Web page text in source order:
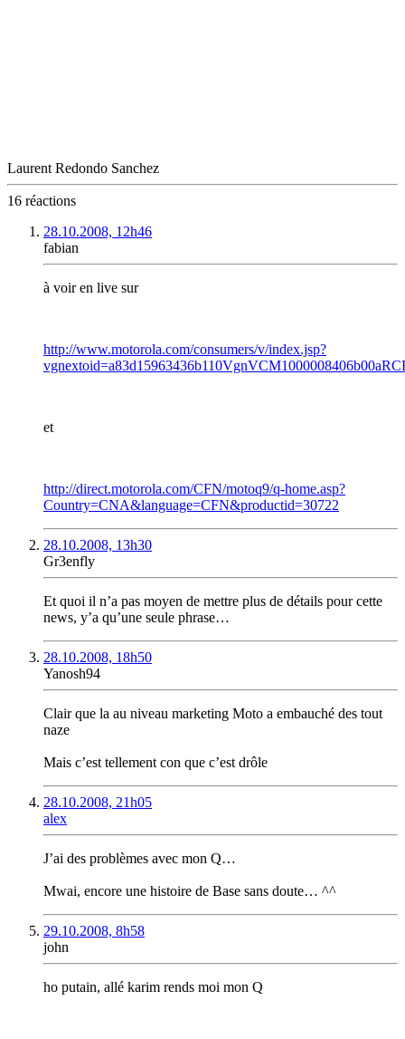
Laurent Redondo Sanchez
16 réactions
28.10.2008, 12h46
fabian
à voir en live sur
http://www.motorola.com/consumers/v/index.jsp?
et
http://direct.motorola.com/CFN/motoq9/q-home.asp?
Country=CNA&language=CFN&productid=30722
28.10.2008, 13h30
Gr3enfly
Et quoi il n’a pas moyen de mettre plus de détails pour cette
news, y’a qu’une seule phrase…
28.10.2008, 18h50
Yanosh94
Clair que la au niveau marketing Moto a embauché des tout
naze
Mais c’est tellement con que c’est drôle
28.10.2008, 21h05
alex
J’ai des problèmes avec mon Q…
Mwai, encore une histoire de Base sans doute… ^^
29.10.2008, 8h58
john
ho putain, allé karim rends moi mon Q